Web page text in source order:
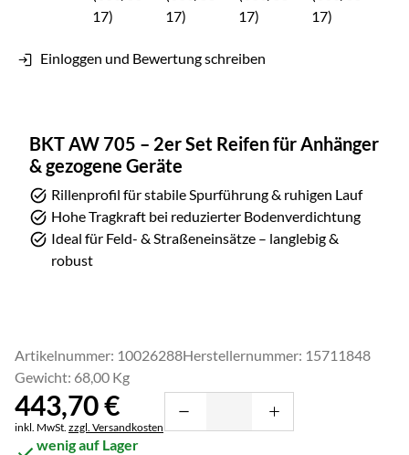
Einloggen und Bewertung schreiben
BKT AW 705 – 2er Set Reifen für Anhänger
& gezogene Geräte
Rillenprofil für stabile Spurführung & ruhigen Lauf
Hohe Tragkraft bei reduzierter Bodenverdichtung
Ideal für Feld- & Straßeneinsätze – langlebig &
robust
Artikelnummer: 10026288Herstellernummer: 15711848
Gewicht: 68,00 Kg
443,70€
Steuerhinweis:
inkl. MwSt. zzgl. Versandkosten
wenig auf Lager